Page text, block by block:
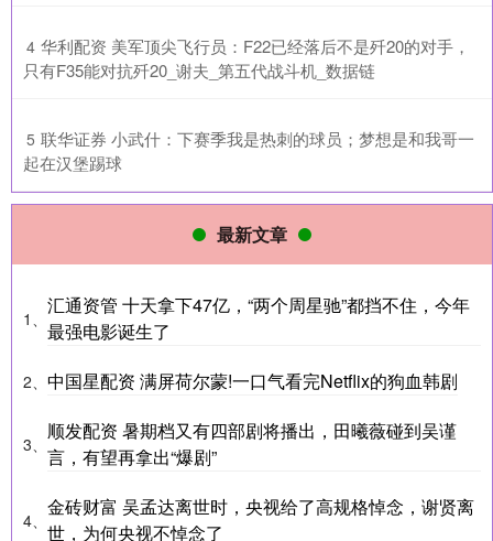
4 ​华利配资 美军顶尖飞行员：F22已经落后不是歼20的对手，
只有F35能对抗歼20_谢夫_第五代战斗机_数据链
5 ​联华证券 小武什：下赛季我是热刺的球员；梦想是和我哥一
起在汉堡踢球
最新文章
1、
汇通资管 十天拿下47亿，“两个周星驰”都挡不住，今年
最强电影诞生了
2、 中国星配资 满屏荷尔蒙!一口气看完Netflix的狗血韩剧
3、
顺发配资 暑期档又有四部剧将播出，田曦薇碰到吴谨
言，有望再拿出“爆剧”
4、
金砖财富 吴孟达离世时，央视给了高规格悼念，谢贤离
世，为何央视不悼念了